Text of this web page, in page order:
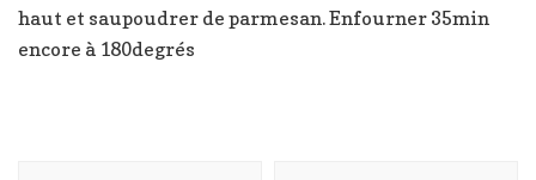
haut et saupoudrer de parmesan. Enfourner 35min
encore à 180degrés